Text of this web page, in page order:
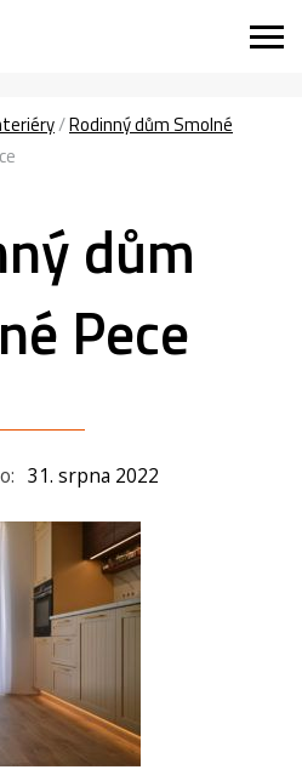
/Rodinný dům Smolné
dům
Pece
31. srpna 2022